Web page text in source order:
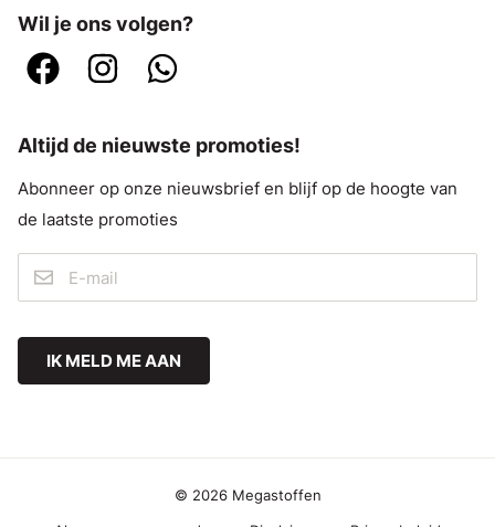
Wil je ons volgen?
Altijd de nieuwste promoties!
Abonneer op onze nieuwsbrief en blijf op de hoogte van
de laatste promoties
IK MELD ME AAN
© 2026 Megastoffen